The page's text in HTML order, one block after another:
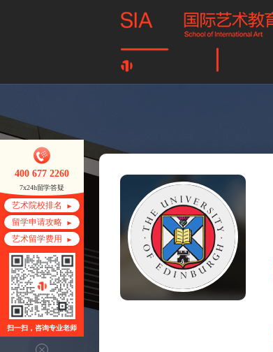
400 677 2260
7x24h留学答疑
艺术院校排名
留学申请攻略
艺术留学费用
扫一扫，咨询专业老师